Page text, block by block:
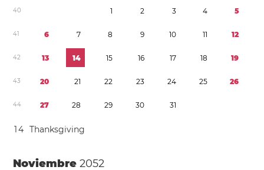
40 1 2 3 4 5
41 6 7 8 9 10 11 12
42 13 14 15 16 17 18 19
43 20 21 22 23 24 25 26
44 27 28 29 30 31
14 Thanksgiving
Noviembre2052